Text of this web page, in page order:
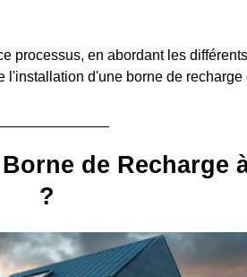
processus, en abordant les
l'installation d'une borne de recharge
de Recharge
?